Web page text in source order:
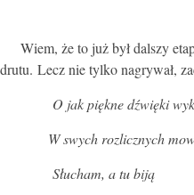
Wiem, że to już był dalszy
drutu. Lecz nie tylko nagrywał,
O jak piękne dźwięki
W swych rozlicznych
Słucham, a tu biją